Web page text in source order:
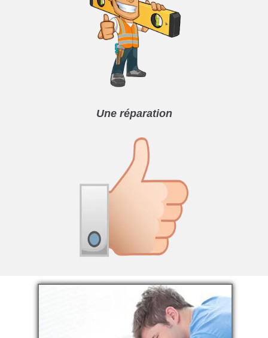
Une réparation